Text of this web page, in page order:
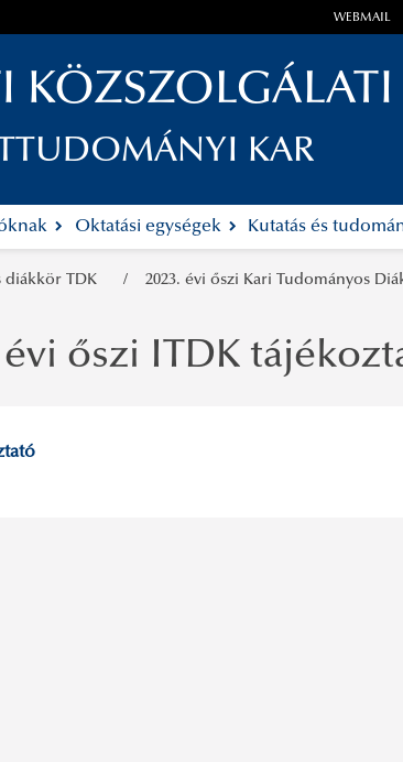
WEBMAIL
KÖZSZOLGÁLATI
KAR
Oktatási egységek Kutatás és
diákkör TDK 2023. évi őszi Kari Tudományos
évi őszi ITDK